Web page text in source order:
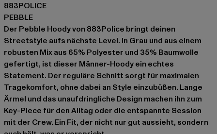
883POLICE
PEBBLE
Der Pebble Hoody von 883Police bringt deinen
Streetstyle aufs nächste Level. In Grau und aus einem
robusten Mix aus 65% Polyester und 35% Baumwolle
gefertigt, ist dieser Männer-Hoody ein echtes
Statement. Der reguläre Schnitt sorgt für maximalen
Tragekomfort, ohne dabei an Style einzubüßen. Lange
Ärmel und das unaufdringliche Design machen ihn zum
Key-Piece für den Alltag oder die entspannte Session
mit der Crew. Ein Fit, der nicht nur gut aussieht, sondern